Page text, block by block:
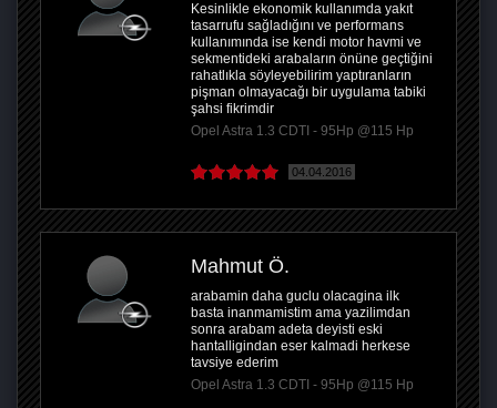
Kesinlikle ekonomik kullanımda yakıt
tasarrufu sağladığını ve performans
kullanımında ise kendi motor havmi ve
sekmentideki arabaların önüne geçtiğini
rahatlıkla söyleyebilirim yaptıranların
pişman olmayacağı bir uygulama tabiki
şahsi fikrimdir
Opel Astra 1.3 CDTI - 95Hp @115 Hp
04.04.2016
Mahmut Ö.
arabamin daha guclu olacagina ilk
basta inanmamistim ama yazilimdan
sonra arabam adeta deyisti eski
hantalligindan eser kalmadi herkese
tavsiye ederim
Opel Astra 1.3 CDTI - 95Hp @115 Hp